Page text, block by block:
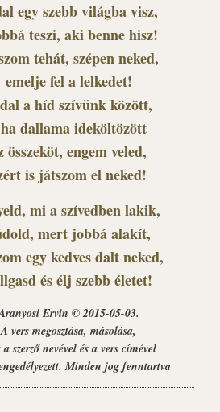
egy szebb világba visz,
teszi, aki benne hisz!
tehát, szépen neked,
emelje fel a lelkedet!
a híd szívünk között,
dallama ideköltözött
összeköt, engem veled,
is játszom el neked!
mi a szívedben lakik,
mert jobbá alakít,
egy kedves dalt neked,
és élj szebb életet!
Ervin © 2015-05-03.
A vers megosztása, másolása,
a szerző nevével és a vers címével
Minden jog fenntartva